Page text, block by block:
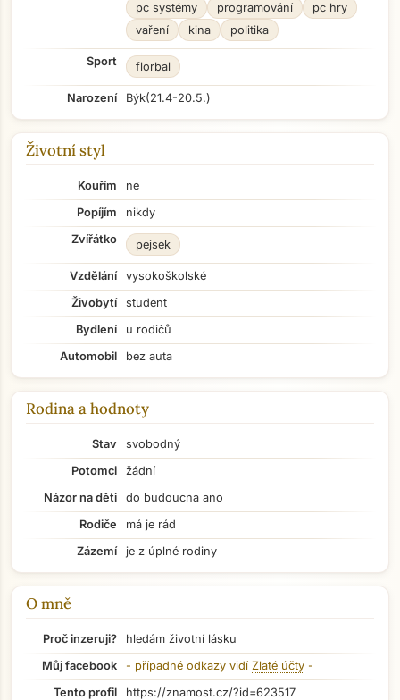
Přejít na hlavní obsah
pc systémy
programování
pc hry
vaření
kina politika
Sport florbal
Narození Býk(21.4-20.5.)
Životní styl
Kouřím
ne
Popíjím
nikdy
Zvířátko
pejsek
Vzdělání
vysokoškolské
Živobytí
student
Bydlení
u rodičů
Automobil
bez auta
Rodina a hodnoty
Stav
svobodný
Potomci
žádní
Názor na děti
do budoucna ano
Rodiče
má je rád
Zázemí
je z úplné rodiny
O mně
Proč inzeruji?
hledám životní lásku
Můj facebook
- případné odkazy vidí Zlaté účty -
Tento profil
https://znamost.cz/?id=623517